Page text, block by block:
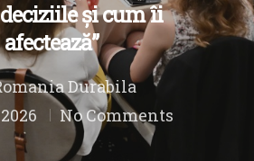
și cum îi
afectează”
Durabila
No Comments